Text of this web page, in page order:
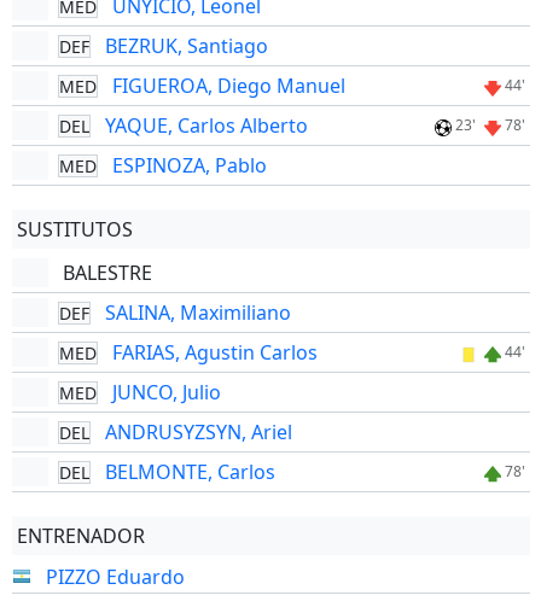
MED UNYICIO, Leonel
DEF BEZRUK, Santiago
MED FIGUEROA, Diego Manuel 44'
DEL YAQUE, Carlos Alberto 23' 78'
MED ESPINOZA, Pablo
SUSTITUTOS
BALESTRE
DEF SALINA, Maximiliano
MED FARIAS, Agustin Carlos 44'
MED JUNCO, Julio
DEL ANDRUSYZSYN, Ariel
DEL BELMONTE, Carlos 78'
ENTRENADOR
PIZZO Eduardo